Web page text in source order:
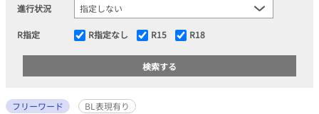
進行状況
R指定 R指定なし R15 R18
フリーワード
BL表現有り